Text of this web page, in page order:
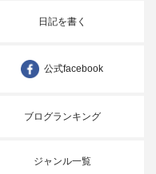
日記を書く
公式facebook
ブログランキング
ジャンル一覧